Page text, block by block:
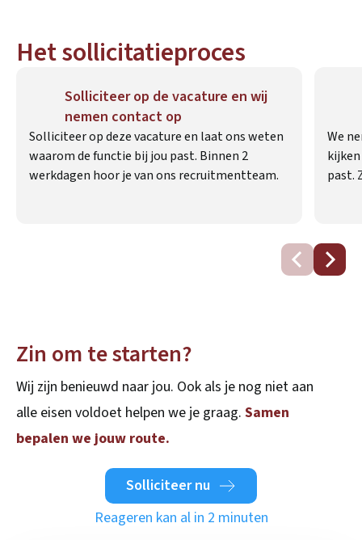
Het sollicitatieproces
Solliciteer op de vacature en wij
nemen contact op
Solliciteer op deze vacature en laat ons weten
waarom de functie bij jou past. Binnen 2
werkdagen hoor je van ons recruitmentteam.
We
past.
Zin om te starten?
Wij zijn benieuwd naar jou. Ook als je nog niet aan
alle eisen voldoet helpen we je graag. Samen
bepalen we jouw route.
Solliciteer nu
Reageren kan al in 2 minuten